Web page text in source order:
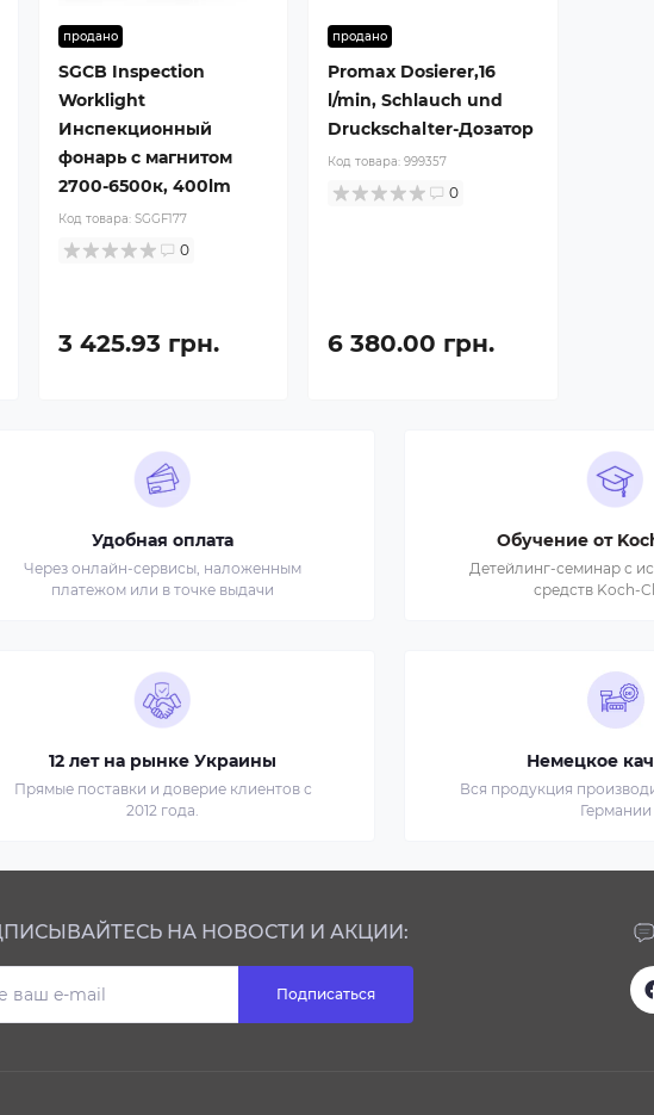
продано
SGCB Inspection
Worklight
Инспекционный
фонарь с магнитом
2700-6500к, 400lm
Код товара: SGGF177
0
3 425.93 грн.
продано
Promax Dosierer,16
l/min, Schlauch und
Druckschalter-Дозатор
Код товара:999357
0
6 380.00 грн.
Удобная оплата
Через онлайн-сервисы, наложенным
платежом или в точке выдачи
Обучение от
Детейлинг-семинар с
средств Koch-
12 лет на рынке Украины
Прямые поставки и доверие клиентов с
2012 года.
Немецкое
Вся продукция
Германии
НА НОВОСТИ И АКЦИИ:
Подписаться